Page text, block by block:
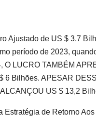
Ajustado de US $ 3,7
período de 2023,
O LUCRO TAMBÉM
6 Bilhões. APESAR
US $ 13,2
Estratégia de Retorno